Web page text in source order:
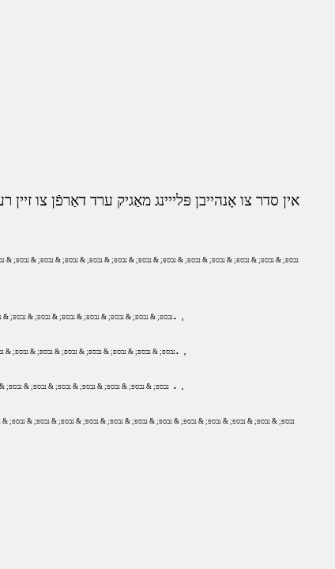
אין סדר צו אָנהייבן פּלייינג מאַגיק ערד דאַרפֿן צו זיין
& נבספּ; & נבספּ; & נבספּ; & נבספּ; & נבספּ; & נבספּ; & נבספּ; & נבספּ; & נבספּ; & נבספּ; & נבספּ; & נבספּ; &
& נבספּ; & נבספּ; & נבספּ; & נבספּ; & נבספּ; & נבספּ; & נבספּ;קום דיין נאָמען אָדער ניקקנאַמע אונטער וואָס איר שפּילן.
& נבספּ; & נבספּ; & נבספּ; & נבספּ; & נבספּ; & נבספּ; & נבספּ;עמוד, קומען אַרויף מיט אַ פּאַראָל און אַרייַן עס צוויי מאָל.
& נבספּ; & נבספּ; & נבספּ; & נבספּ; & נבספּ; & נבספּ; & .
& נבספּ; & נבספּ; & נבספּ; & נבספּ; & נבספּ; & נבספּ; & נבספּ; & נבספּ; & נבספּ; & נבספּ; & נבספּ; & נבספּ;